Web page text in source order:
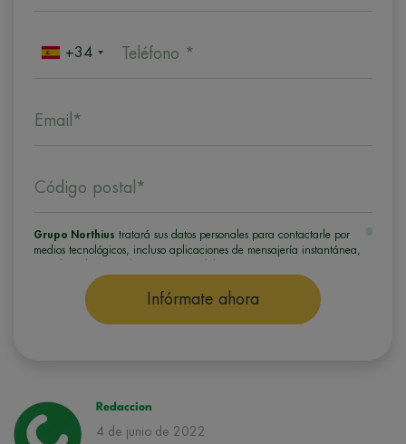
+34 Teléfono *
Email*
Código postal*
Grupo Northius tratará sus datos personales para contactarle por
medios tecnológicos, incluso aplicaciones de mensajería instantánea,
seleccionado o de otros directamente relacionados con el interés
manifestado y, en su caso, para tramitar la contratación
correspondiente. Compartiremos su solicitud con las empresas que
Grupo Northius, con el objeto de que estas puedan
Infórmate ahora
Redaccion
4 de junio de 2022